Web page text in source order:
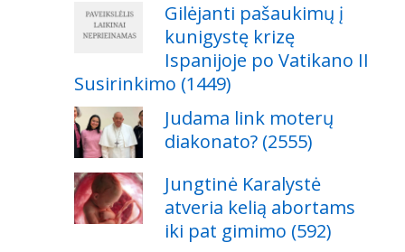
Gilėjanti pašaukimų į
kunigystę krizę
Ispanijoje po Vatikano II
Susirinkimo (1449)
Judama link moterų
diakonato? (2555)
Jungtinė Karalystė
atveria kelią abortams
iki pat gimimo (592)